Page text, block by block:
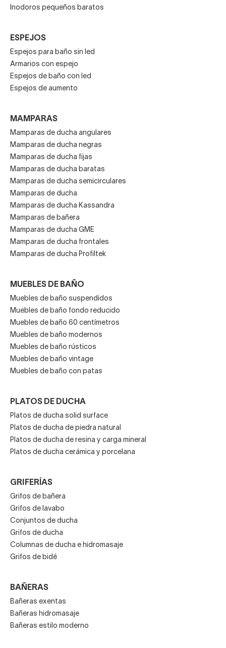
Inodoros pequeños baratos
ESPEJOS
Espejos para baño sin led
Armarios con espejo
Espejos de baño con led
Espejos de aumento
MAMPARAS
Mamparas de ducha angulares
Mamparas de ducha negras
Mamparas de ducha fijas
Mamparas de ducha baratas
Mamparas de ducha semicirculares
Mamparas de ducha
Mamparas de ducha Kassandra
Mamparas de bañera
Mamparas de ducha GME
Mamparas de ducha frontales
Mamparas de ducha Profiltek
MUEBLES DE BAÑO
Muebles de baño suspendidos
Muebles de baño fondo reducido
Muebles de baño 60 centímetros
Muebles de baño modernos
Muebles de baño rústicos
Muebles de baño vintage
Muebles de baño con patas
PLATOS DE DUCHA
Platos de ducha solid surface
Platos de ducha de piedra natural
Platos de ducha de resina y carga mineral
Platos de ducha cerámica y porcelana
GRIFERÍAS
Grifos de bañera
Grifos de lavabo
Conjuntos de ducha
Grifos de ducha
Columnas de ducha e hidromasaje
Grifos de bidé
BAÑERAS
Bañeras exentas
Bañeras hidromasaje
Bañeras estilo moderno